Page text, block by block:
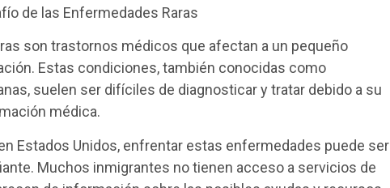
de las Enfermedades Raras
son trastornos médicos que afectan a un pequeño
Estas condiciones, también conocidas como
suelen ser difíciles de diagnosticar y tratar debido a su
médica.
Estados Unidos, enfrentar estas enfermedades puede ser
Muchos inmigrantes no tienen acceso a servicios de